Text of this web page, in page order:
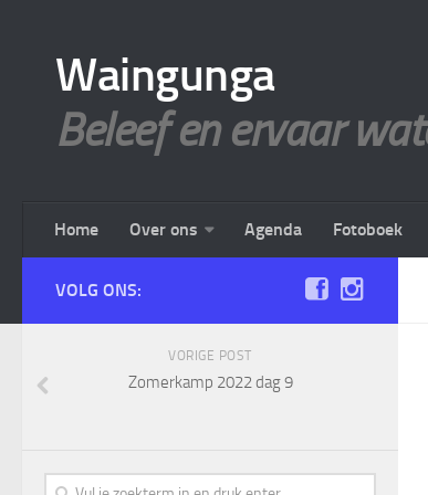
Waingunga
Beleef en ervaar
Home Over ons Agenda Fotoboek
VOLG ONS:
VORIGE POST
Zomerkamp 2022 dag 9